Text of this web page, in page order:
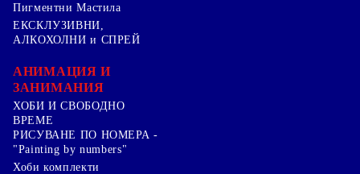
Пигментни Мастила
ЕКСКЛУЗИВНИ,
АЛКОХОЛНИ и СПРЕЙ
АНИМАЦИЯ И
ЗАНИМАНИЯ
ХОБИ И СВОБОДНО
ВРЕМЕ
РИСУВАНЕ ПО НОМЕРА -
"Painting by numbers"
Хоби комплекти